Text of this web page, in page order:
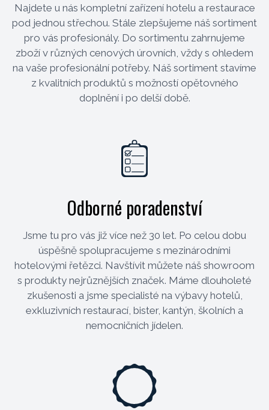
Najdete u nás kompletní zařízení hotelu a restaurace
pod jednou střechou. Stále zlepšujeme náš sortiment
pro vás profesionály. Do sortimentu zahrnujeme
zboží v různých cenových úrovních, vždy s ohledem
na vaše profesionální potřeby. Náš sortiment stavíme
z kvalitních produktů s možností opětovného
doplnění i po delší době.
Odborné poradenství
Jsme tu pro vás již více než 30 let. Po celou dobu
úspěšně spolupracujeme s mezinárodními
hotelovými řetězci. Navštívit můžete náš showroom
s produkty nejrůznějších značek. Máme dlouholeté
zkušenosti a jsme specialisté na výbavy hotelů,
exkluzivních restaurací, bister, kantýn, školních a
nemocničních jídelen.